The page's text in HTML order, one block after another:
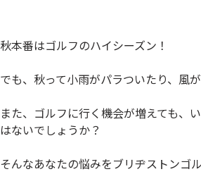
秋本番はゴルフのハイシーズン！
でも、秋って小雨がパラついたり、風
また、ゴルフに行く機会が増えても
はないでしょうか？
そんなあなたの悩みをブリヂストンゴ